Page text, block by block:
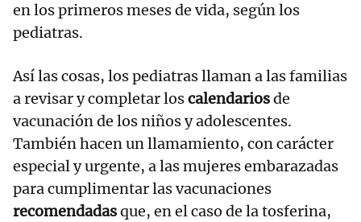
en los primeros meses de vida, según los
pediatras.
Así las cosas, los pediatras llaman a las familias
a revisar y completar loscalendariosde
vacunación de los niños y adolescentes.
También hacen un llamamiento, con carácter
especial y urgente, a las mujeres embarazadas
para cumplimentar las vacunaciones
recomendadasque, en el caso de la tosferina,